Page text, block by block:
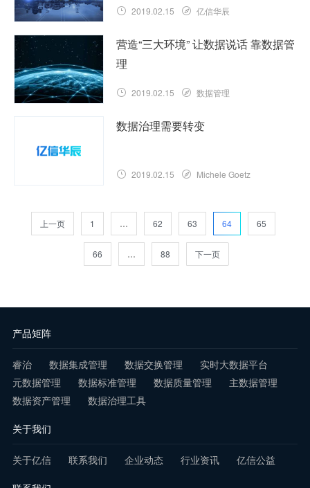
2019.02.15 亿信华辰
如果你已经决定在今年做更多的人工智能
实验，请首先仔细研究您的数据管理实
营造“三大环境” 让数据说话 靠数据管
理
2019.02.15 数据管理
《中国市场监管研究》：最近，江苏省工
商局陆续发布消费环境指数、竞争环境指
示、专家意见、社会反应来看，……
数据治理需要转变
2019.02.15 Michele Goetz
可以扩展您的数据治理工作，还可以作为
解决方案，以满足我们为新用例，法规和
新出现的数字功能扩展数据时存……
上一页 1 … 62 63 64 65
66 … 88 下一页
产品矩阵
睿治 数据集成管理 数据交换管理
实时大数据平台
元数据管理
数据标准管理 数据质量管理
主数据管理
数据资产管理
数据治理工具
关于我们
关于亿信 联系我们 企业动态 行业资讯 亿信公益